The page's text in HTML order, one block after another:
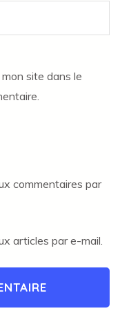
site dans le
commentaires par
articles par e-mail.